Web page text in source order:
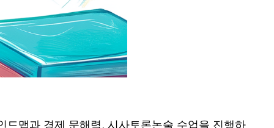
맵과 경제 문해력, 시사토론논술 수업을 진행하